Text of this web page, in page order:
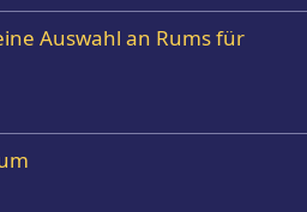
Auswahl an Rums für